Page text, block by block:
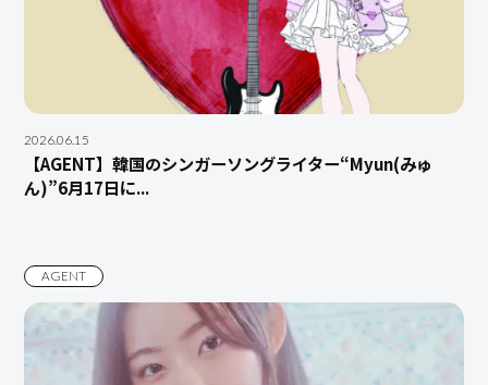
2026.06.15
【AGENT】韓国のシンガーソングライター“Myun(みゅ
ん)”6月17日に...
AGENT